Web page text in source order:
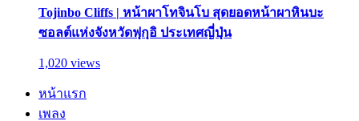
Tojinbo Cliffs | หน้าผาโทจินโบ สุดยอดหน้าผาหินบะ
ซอลต์แห่งจังหวัดฟุกุอิ ประเทศญี่ปุ่น
1,020 views
หน้าแรก
เพลง